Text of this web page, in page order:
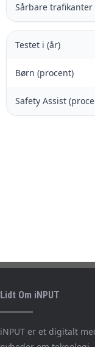
Sårbare trafikanter
Testet i (år)
Børn (procent)
Safety Assist
Lidt Om iNPUT
iNPUT er et digitalt